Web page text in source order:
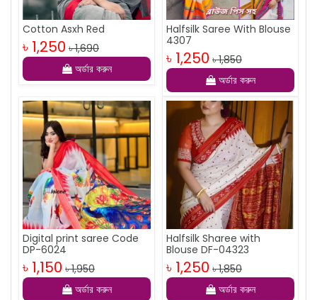
Cotton Asxh Red
৳ 1,250 ৳ 1,690
অর্ডার করুন
Halfsilk Saree With Blouse
4307
৳ 1,250 ৳ 1,850
অর্ডার করুন
Digital print saree Code
DP-6024
৳ 1,150 ৳ 1,950
অর্ডার করুন
Halfsilk Sharee with
Blouse DF-04323
৳ 1,250 ৳ 1,850
অর্ডার করুন